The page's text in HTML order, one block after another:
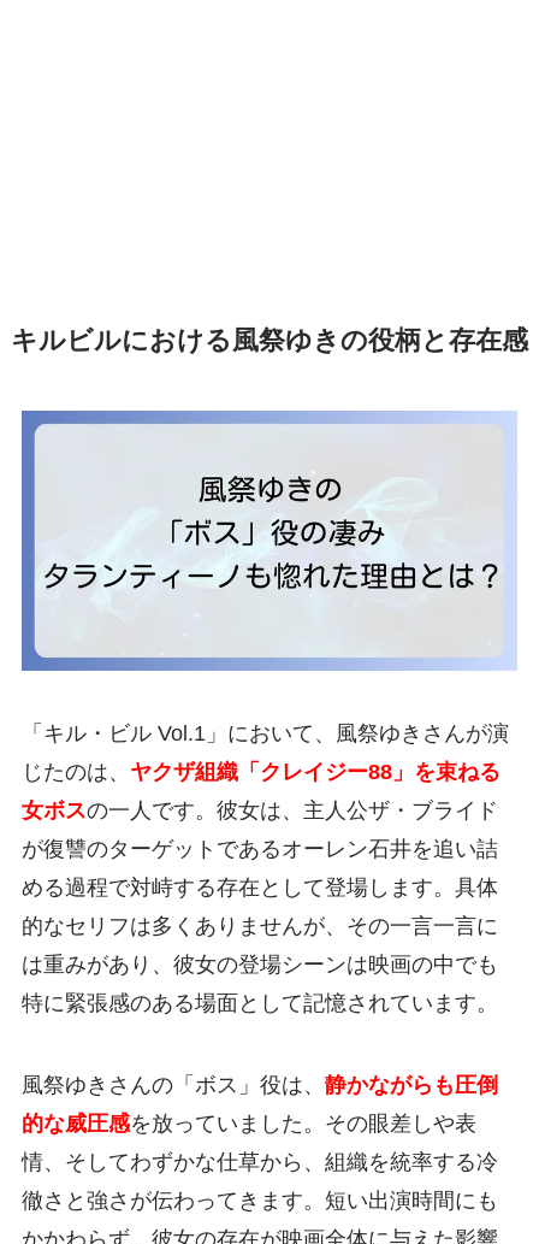
キルビルにおける風祭ゆきの役柄と存在感
「キル・ビル Vol.1」において、風祭ゆきさんが演
じたのは、 ヤクザ組織「クレイジー88」を束ねる
女ボスの一人です。彼女は、主人公ザ・ブライド
が復讐のターゲットであるオーレン石井を追い詰
める過程で対峙する存在として登場します。具体
的なセリフは多くありませんが、その一言一言に
は重みがあり、彼女の登場シーンは映画の中でも
特に緊張感のある場面として記憶されています。
風祭ゆきさんの「ボス」役は、 静かながらも圧倒
的な威圧感を放っていました。その眼差しや表
情、そしてわずかな仕草から、組織を統率する冷
徹さと強さが伝わってきます。短い出演時間にも
かかわらず、彼女の存在が映画全体に与えた影響